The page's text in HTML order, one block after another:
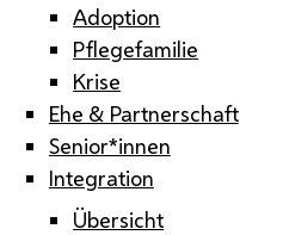
Adoption
Pflegefamilie
Krise
Ehe & Partnerschaft
Senior*innen
Integration
Übersicht